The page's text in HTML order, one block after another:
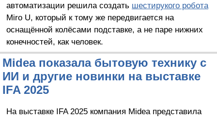
автоматизации решила создать шестирукого робота
Miro U, который к тому же передвигается на
оснащённой колёсами подставке, а не паре нижних
конечностей, как человек.
Midea показала бытовую технику с
ИИ и другие новинки на выставке
IFA 2025
На выставке IFA 2025 компания Midea представила